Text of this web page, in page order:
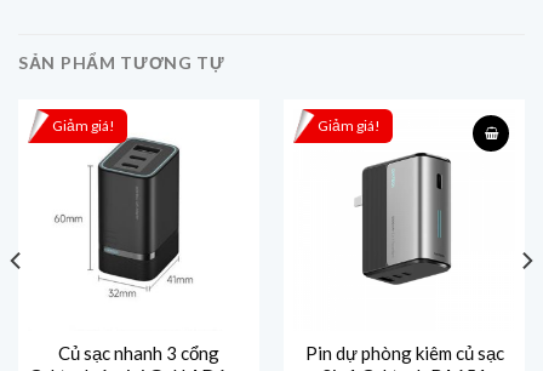
SẢN PHẨM TƯƠNG TỰ
Giảm giá!
Củ sạc nhanh 3 cổng
Giảm giá!
Pin dự phòng kiêm củ sạc